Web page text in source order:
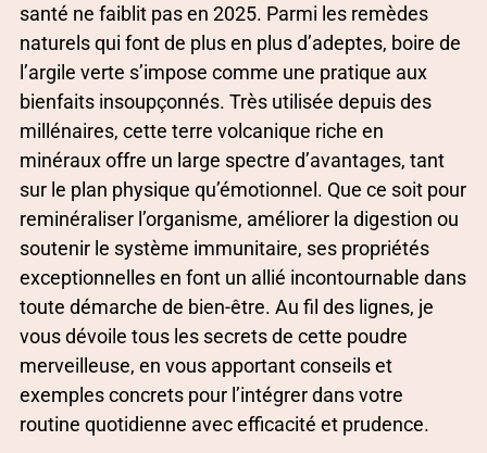
santé ne faiblit pas en 2025. Parmi les remèdes
naturels qui font de plus en plus d’adeptes, boire de
l’argile verte s’impose comme une pratique aux
bienfaits insoupçonnés. Très utilisée depuis des
millénaires, cette terre volcanique riche en
minéraux offre un large spectre d’avantages, tant
sur le plan physique qu’émotionnel. Que ce soit pour
reminéraliser l’organisme, améliorer la digestion ou
soutenir le système immunitaire, ses propriétés
exceptionnelles en font un allié incontournable dans
toute démarche de bien-être. Au fil des lignes, je
vous dévoile tous les secrets de cette poudre
merveilleuse, en vous apportant conseils et
exemples concrets pour l’intégrer dans votre
routine quotidienne avec efficacité et prudence.